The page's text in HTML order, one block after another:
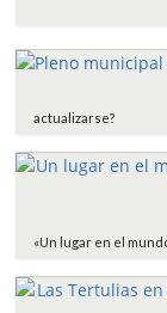
o
r
p
p
actualizarse?
«Un lugar en el